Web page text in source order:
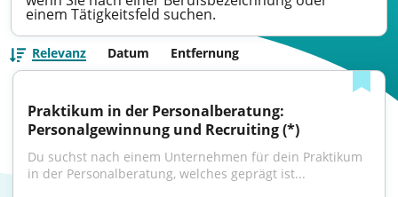
einem Tätigkeitsfeld suchen.
Relevanz Datum Entfernung
Praktikum in der Personalberatung:
Personalgewinnung und Recruiting (*)
Du suchst nach einem Unternehmen für dein Praktikum
in der Personalberatung, welches geprägt ist...